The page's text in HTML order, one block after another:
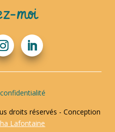
moi
droits réservés - Conception
Lafontaine